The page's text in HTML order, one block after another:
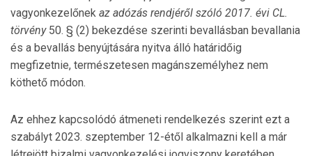
vagyonkezelőnek az adózás rendjéről szóló 2017. évi CL.
törvény50. § (2) bekezdése szerinti bevallásban bevallania
és a bevallás benyújtására nyitva álló határidőig
megfizetnie, természetesen magánszemélyhez nem
köthető módon.
Az ehhez kapcsolódó átmeneti rendelkezés szerint ezt a
szabályt 2023. szeptember 12-étől alkalmazni kell a már